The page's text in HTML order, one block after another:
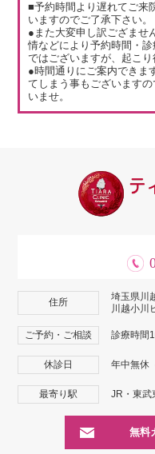
■予約時間より遅れてご来
いますのでご了承下さい。
●また大変申し訳ござませ
情などにより予約時間・
ではございますが、起こり
●時間通りにご案内できま
てしまう事もございます
いませ。
住所
埼玉県川
川越小川
ご予約・ご相談 診療時間
休診日 年中無休
最寄り駅 JR・東武
無料